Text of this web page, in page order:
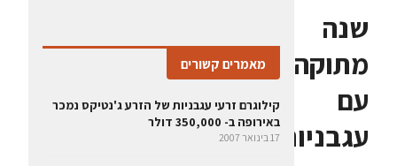
שנה
מתוקה
עם
עגבניות
מאמרים קשורים
קילוגרם זרעי עגבניות של הזרע ג'נטיקס נמכר
באירופה ב- 350,000 דולר
17 בינואר 2007